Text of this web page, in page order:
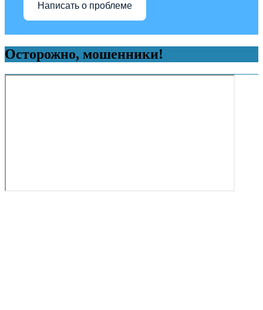
Написать о проблеме
Осторожно, мошенники!